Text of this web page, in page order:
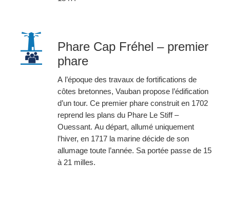
Phare Cap Fréhel – premier
phare
A l’époque des travaux de fortifications de
côtes bretonnes, Vauban propose l’édification
d’un tour. Ce premier phare construit en 1702
reprend les plans du Phare Le Stiff –
Ouessant. Au départ, allumé uniquement
l’hiver, en 1717 la marine décide de son
allumage toute l’année. Sa portée passe de 15
à 21 milles.